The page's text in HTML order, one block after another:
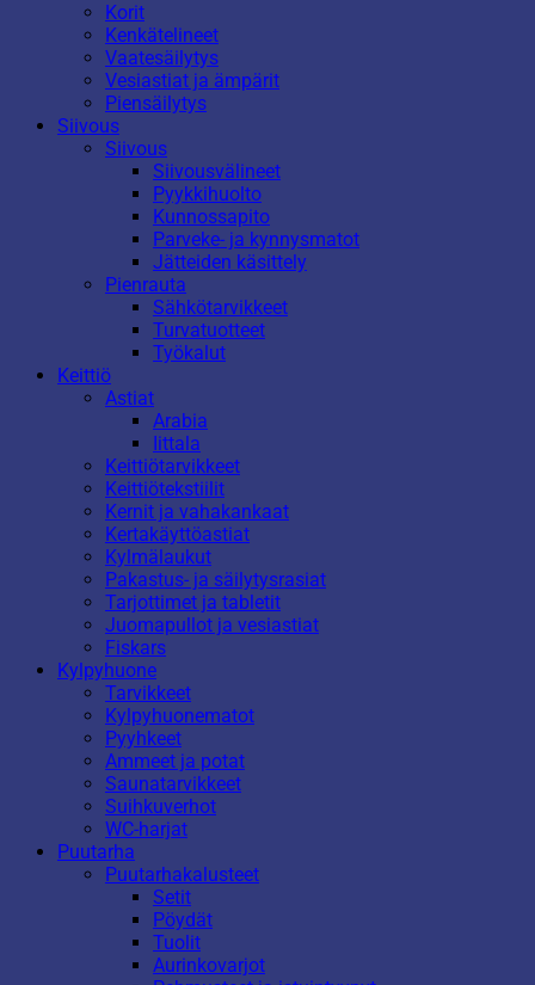
Korit
Kenkätelineet
Vaatesäilytys
Vesiastiat ja ämpärit
Piensäilytys
Siivous
Siivous
Siivousvälineet
Pyykkihuolto
Kunnossapito
Parveke- ja kynnysmatot
Jätteiden käsittely
Pienrauta
Sähkötarvikkeet
Turvatuotteet
Työkalut
Keittiö
Astiat
Arabia
Iittala
Keittiötarvikkeet
Keittiötekstiilit
Kernit ja vahakankaat
Kertakäyttöastiat
Kylmälaukut
Pakastus- ja säilytysrasiat
Tarjottimet ja tabletit
Juomapullot ja vesiastiat
Fiskars
Kylpyhuone
Tarvikkeet
Kylpyhuonematot
Pyyhkeet
Ammeet ja potat
Saunatarvikkeet
Suihkuverhot
WC-harjat
Puutarha
Puutarhakalusteet
Setit
Pöydät
Tuolit
Aurinkovarjot